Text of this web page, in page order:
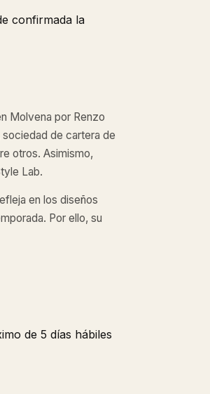
confirmada la
Molvena por Renzo
de cartera de
otros. Asimismo,
Lab.
en los diseños
Por ello, su
de 5 días hábiles